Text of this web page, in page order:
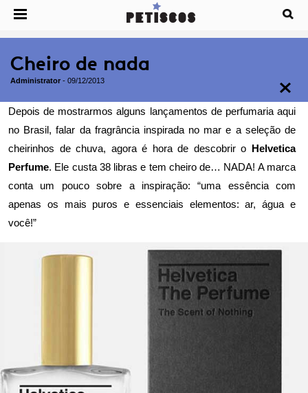
Cheiro de nada
Administrator - 09/12/2013
Depois de mostrarmos alguns lançamentos de perfumariaaqui
no Brasil, falar da fragrância inspirada no mar e a seleção de
cheirinhos de chuva, agora é hora de descobrir o Helvetica
Perfume. Ele custa 38 libras e tem cheiro de… NADA! A marca
conta um pouco sobre a inspiração: “uma essência com
apenas os mais puros e essenciais elementos: ar, água e
você!”